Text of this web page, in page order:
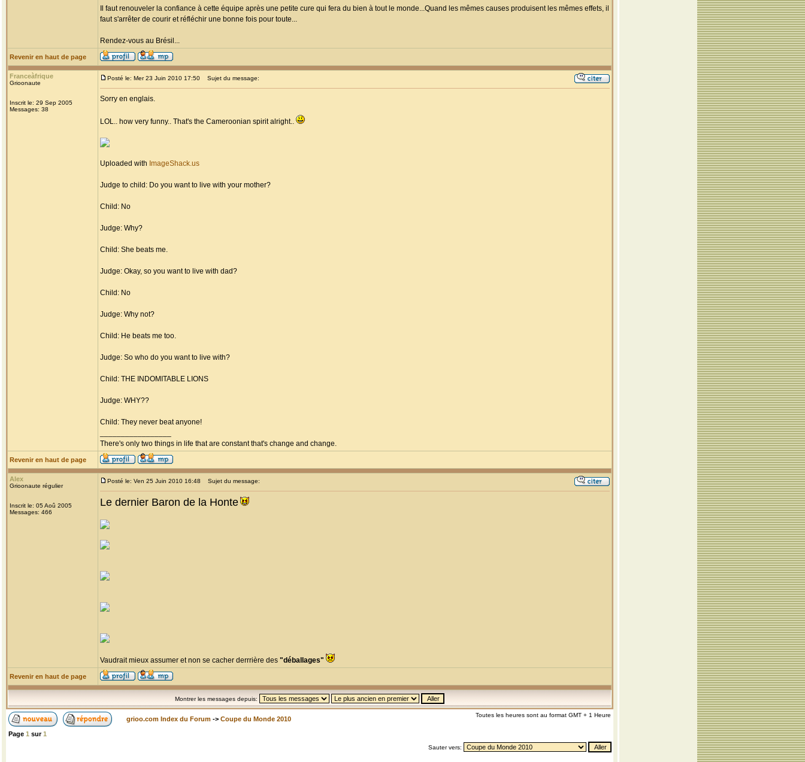
Il faut renouveler la confiance à cette équipe après une petite cure qui fera du bien à tout le monde...Quand les mêmes causes produisent les mêmes effets, il
faut s'arrêter de courir et réfléchir une bonne fois pour toute...
Rendez-vous au Brésil...
Revenir en haut de page
Franceàfrique
Grioonaute
Inscrit le: 29 Sep 2005
Messages: 38
Posté le: Mer 23 Juin 2010 17:50 Sujet du message:
Sorry en englais.
LOL.. how very funny.. That's the Cameroonian spirit alright..
Uploaded with ImageShack.us
Judge to child: Do you want to live with your mother?
Child: No
Judge: Why?
Child: She beats me.
Judge: Okay, so you want to live with dad?
Child: No
Judge: Why not?
Child: He beats me too.
Judge: So who do you want to live with?
Child: THE INDOMITABLE LIONS
Judge: WHY??
Child: They never beat anyone!
There's only two things in life that are constant that's change and change.
Revenir en haut de page
Alex
Grioonaute régulier
Inscrit le: 05 Aoû 2005
Messages: 466
Posté le: Ven 25 Juin 2010 16:48 Sujet du message:
Le dernier Baron de la Honte
Vaudrait mieux assumer et non se cacher derrrière des "déballages"
Revenir en haut de page
Montrer les messages depuis:
grioo.com Index du Forum -> Coupe du Monde 2010
Toutes les heures sont au format GMT + 1 Heure
Page 1 sur1
Sauter vers: